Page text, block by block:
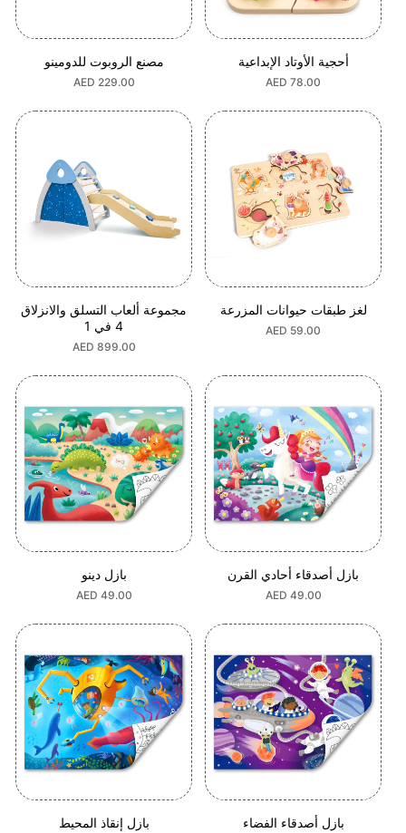
مصنع الروبوت للدومينو
السعر
AED 229.00
أحجية الأوتاد الإبداعية
السعر
AED 78.00
مجموعة ألعاب التسلق والانزلاق
4 في 1
السعر
AED 899.00
لغز طبقات حيوانات المزرعة
السعر
AED 59.00
بازل دينو
السعر
AED 49.00
بازل أصدقاء أحادي القرن
السعر
AED 49.00
بازل إنقاذ المحيط بازل أصدقاء الفضاء